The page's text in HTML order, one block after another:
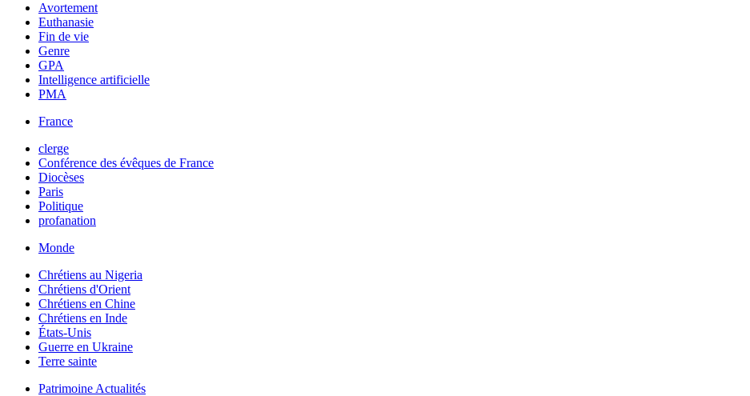
Avortement
Euthanasie
Fin de vie
Genre
GPA
Intelligence artificielle
PMA
France
clerge
Conférence des évêques de France
Diocèses
Paris
Politique
profanation
Monde
Chrétiens au Nigeria
Chrétiens d'Orient
Chrétiens en Chine
Chrétiens en Inde
États-Unis
Guerre en Ukraine
Terre sainte
Patrimoine Actualités